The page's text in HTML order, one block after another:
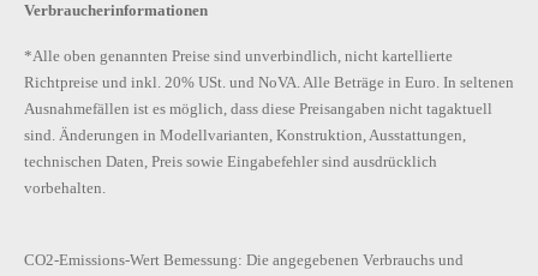
Verbraucherinformationen
*Alle oben genannten Preise sind unverbindlich, nicht kartellierte
Richtpreise und inkl. 20% USt. und NoVA. Alle Beträge in Euro. In seltenen
Ausnahmefällen ist es möglich, dass diese Preisangaben nicht tagaktuell
sind. Änderungen in Modellvarianten, Konstruktion, Ausstattungen,
technischen Daten, Preis sowie Eingabefehler sind ausdrücklich
vorbehalten.
CO2-Emissions-Wert Bemessung: Die angegebenen Verbrauchs und